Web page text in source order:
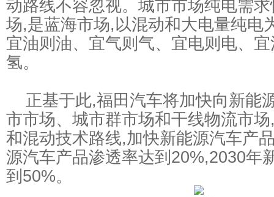
动路线不容忽视。城市市场纯电需
场,是蓝海市场,以混动和大电量纯电
宜油则油、宜气则气、宜电则电、
氢。
正基于此,福田汽车将加快向新能
市市场、城市群市场和干线物流市
和混动技术路线,加快新能源汽车产
源汽车产品渗透率达到20%,2030年
到50%。